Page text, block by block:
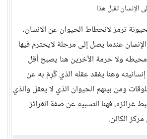
الإنسان تقبل هذا
ترمز لانحطاط الحيوان عن الانسان،
عندما يصل إلى مرحلة لايحترم فيها
ولا حرمة الآخرين هنا يصبح أقل
وهنا يفقد عقله الذي كُرِمَ به عن
ومن بينهم الحيوان الذي لا يعقل والذي
غرائزه، فهنا التشبيه عن صفة الغرائز
الكائن.